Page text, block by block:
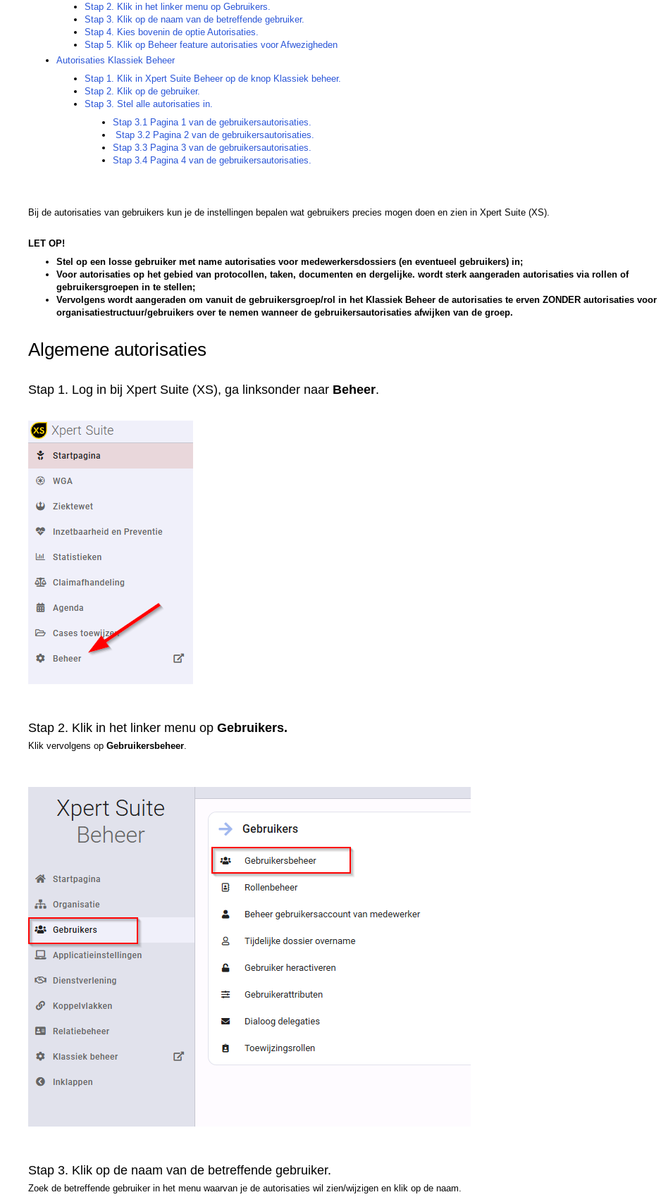
Stap 2. Klik in het linker menu op Gebruikers.
Stap 3. Klik op de naam van de betreffende gebruiker.
Stap 4. Kies bovenin de optie Autorisaties.
Stap 5. Klik op Beheer feature autorisaties voor Afwezigheden
Autorisaties Klassiek Beheer
Stap 1. Klik in Xpert Suite Beheer op de knop Klassiek beheer.
Stap 2. Klik op de gebruiker.
Stap 3. Stel alle autorisaties in.
Stap 3.1 Pagina 1 van de gebruikersautorisaties.
Stap 3.2 Pagina 2 van de gebruikersautorisaties.
Stap 3.3 Pagina 3 van de gebruikersautorisaties.
Stap 3.4 Pagina 4 van de gebruikersautorisaties.
Bij de autorisaties van gebruikers kun je de instellingen bepalen wat gebruikers precies mogen doen en zien in Xpert Suite (XS).
LET OP!
Stel op een losse gebruiker met name autorisaties voor medewerkersdossiers (en eventueel gebruikers) in;
Voor autorisaties op het gebied van protocollen, taken, documenten en dergelijke. wordt sterk aangeraden autorisaties via rollen of
gebruikersgroepen in te stellen;
Vervolgens wordt aangeraden om vanuit de gebruikersgroep/rol in het Klassiek Beheer de autorisaties te erven ZONDER autorisaties voor
organisatiestructuur/gebruikers over te nemen wanneer de gebruikersautorisaties afwijken van de groep.
Algemene autorisaties
Stap 1. Log in bij Xpert Suite (XS), ga linksonder naar Beheer.
Stap 2. Klik in het linker menu op Gebruikers.
Klik vervolgens op Gebruikersbeheer
Stap 3. Klik op de naam van de betreffende gebruiker.
Zoek de betreffende gebruiker in het menu waarvan je de autorisaties wil zien/wijzigen en klik op de naam.